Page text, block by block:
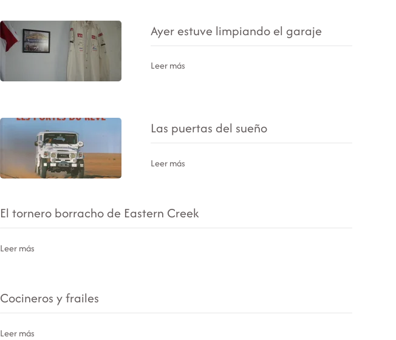
Ayer estuve limpiando el garaje
Leer más
Las puertas del sueño
Leer más
El tornero borracho de Eastern Creek
Leer más
Cocineros y frailes
Leer más